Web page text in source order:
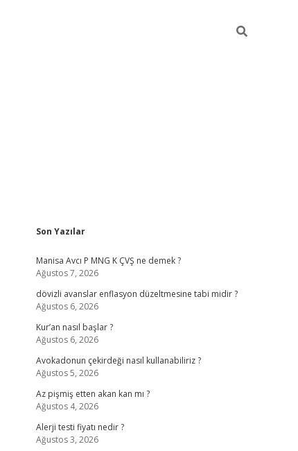
Sidebar
Son Yazılar
Manisa Avcı P MNG K ÇVŞ ne demek ?
Ağustos 7, 2026
dövizli avanslar enflasyon düzeltmesine tabi midir ?
Ağustos 6, 2026
Kur’an nasıl başlar ?
Ağustos 6, 2026
Avokadonun çekirdeği nasıl kullanabiliriz ?
Ağustos 5, 2026
Az pişmiş etten akan kan mı ?
Ağustos 4, 2026
Alerji testi fiyatı nedir ?
Ağustos 3, 2026